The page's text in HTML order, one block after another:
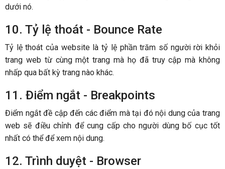
dưới nó.
10. Tỷ lệ thoát - Bounce Rate
Tỷ lệ thoát của website là tỷ lệ phần trăm số người rời khỏi
trang web từ cùng một trang mà họ đã truy cập mà không
nhấp qua bất kỳ trang nào khác.
11. Điểm ngắt - Breakpoints
Điểm ngắt đề cập đến các điểm mà tại đó nội dung của trang
web sẽ điều chỉnh để cung cấp cho người dùng bố cục tốt
nhất có thể để xem nội dung.
12. Trình duyệt - Browser